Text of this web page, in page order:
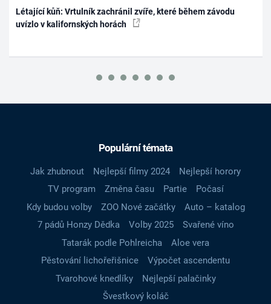
Létající kůň: Vrtulník zachránil zvíře, které během závodu
uvízlo v kalifornských horách
Populární témata
Jak zhubnout Nejlepší filmy 2024
Nejlepší horory
TV program
Změna času Partie
Počasí
Kdy budou volby
ZOO Nové začátky
Auto – katalog
7 pádů Honzy Dědka
Volby 2025
Svařené víno
Tatarák podle Pohlreicha
Aloe vera
Pěstování lichořeřišnice
Výpočet ascendentu
Tvarohové knedlíky
Nejlepší palačinky
Švestkový koláč